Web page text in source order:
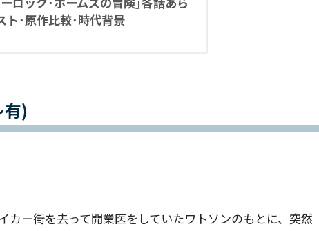
ト･原作比較･時代背景
)
カー街を去って開業医をしていたワトソンのもとに、突然